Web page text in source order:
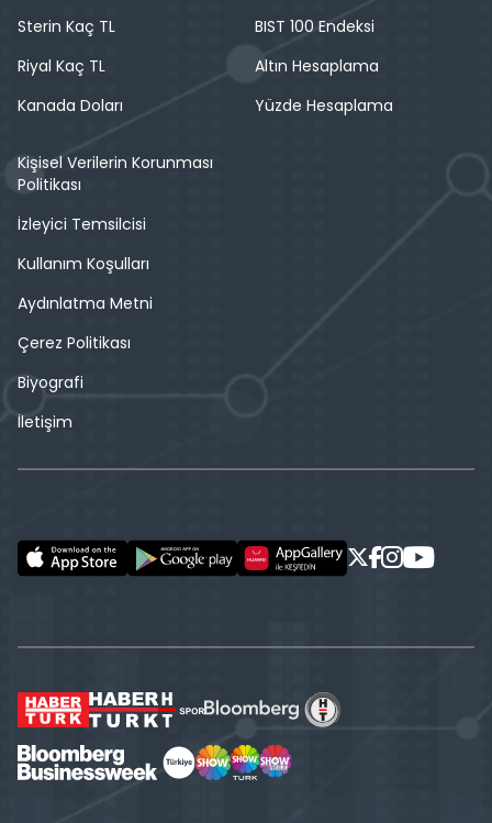
Sterin Kaç TL
Riyal Kaç TL
Kanada Doları
BIST 100 Endeksi
Altın Hesaplama
Yüzde Hesaplama
Kişisel Verilerin Korunması
Politikası
İzleyici Temsilcisi
Kullanım Koşulları
Aydınlatma Metni
Çerez Politikası
Biyografi
İletişim